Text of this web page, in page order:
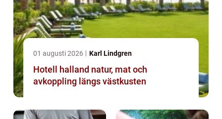
01 augusti 2026 Karl Lindgren
Hotell halland natur, mat och
avkoppling längs västkusten